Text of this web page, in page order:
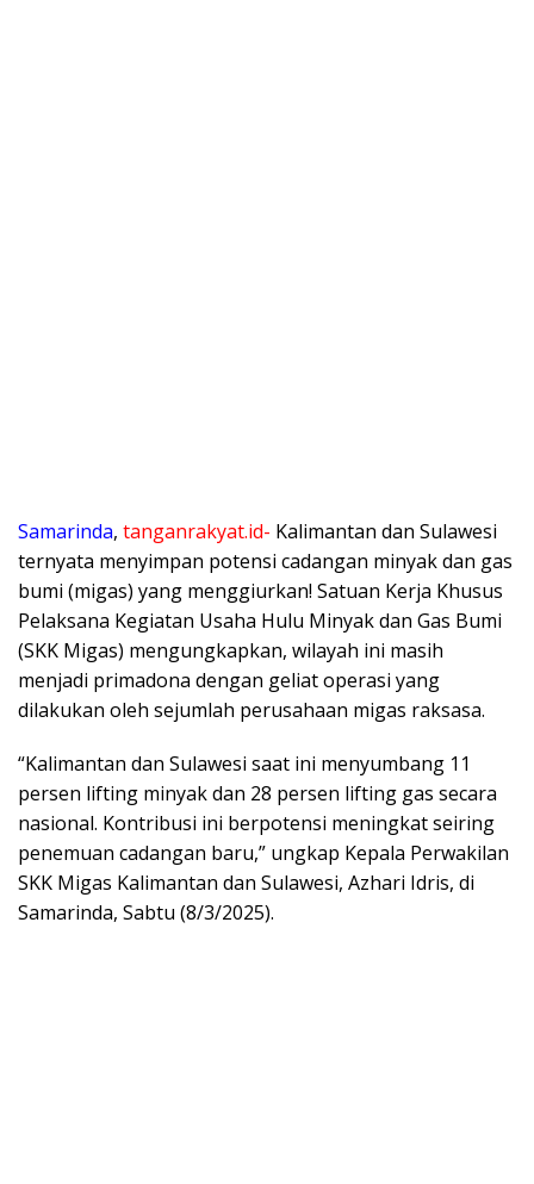
Samarinda, tanganrakyat.id- Kalimantan dan Sulawesi
ternyata menyimpan potensi cadangan minyak dan gas
bumi (migas) yang menggiurkan! Satuan Kerja Khusus
Pelaksana Kegiatan Usaha Hulu Minyak dan Gas Bumi
(SKK Migas) mengungkapkan, wilayah ini masih
menjadi primadona dengan geliat operasi yang
dilakukan oleh sejumlah perusahaan migas raksasa.
“Kalimantan dan Sulawesi saat ini menyumbang 11
persen lifting minyak dan 28 persen lifting gas secara
nasional. Kontribusi ini berpotensi meningkat seiring
penemuan cadangan baru,” ungkap Kepala Perwakilan
SKK Migas Kalimantan dan Sulawesi, Azhari Idris, di
Samarinda, Sabtu (8/3/2025).